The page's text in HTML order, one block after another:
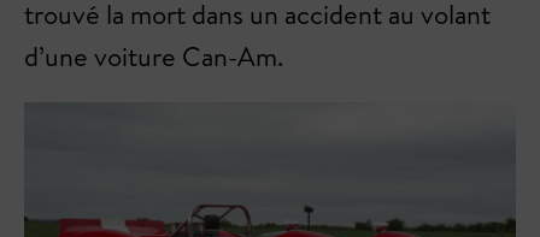
trouvé la mort dans un accident au volant
d’une voiture Can-Am.